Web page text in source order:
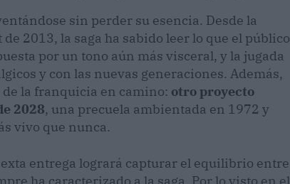
sin perder su esencia. Desde la
2013, la saga ha sabido leer lo que el público
por un tono aún más visceral, y la jugada
y con las nuevas generaciones. Además,
la franquicia en camino: otro proyecto
2028, una precuela ambientada en 1972 y
vivo que nunca.
entrega logrará capturar el equilibrio entre
ha caracterizado a la saga. Por lo visto en el